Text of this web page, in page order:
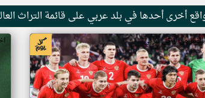
أخرى أحدها في بلد عربي على قائمة التراث
من ار تي عربي